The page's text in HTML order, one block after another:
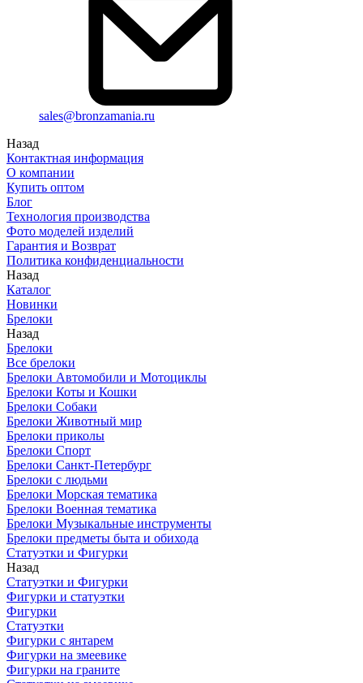
sales@bronzamania.ru
Назад
Контактная информация
О компании
Купить оптом
Блог
Технология производства
Фото моделей изделий
Гарантия и Возврат
Политика конфиденциальности
Назад
Каталог
Новинки
Брелоки
Назад
Брелоки
Все брелоки
Брелоки Автомобили и Мотоциклы
Брелоки Коты и Кошки
Брелоки Собаки
Брелоки Животный мир
Брелоки приколы
Брелоки Спорт
Брелоки Санкт-Петербург
Брелоки с людьми
Брелоки Морская тематика
Брелоки Военная тематика
Брелоки Музыкальные инструменты
Брелоки предметы быта и обихода
Статуэтки и Фигурки
Назад
Статуэтки и Фигурки
Фигурки и статуэтки
Фигурки
Статуэтки
Фигурки с янтарем
Фигурки на змеевике
Фигурки на граните